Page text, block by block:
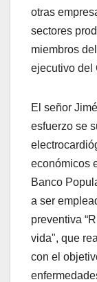
otras
sectores
miembros
ejecutivo del
El señor
esfuerzo se
económicos
Banco
a ser
preventiva
vida", que
con el